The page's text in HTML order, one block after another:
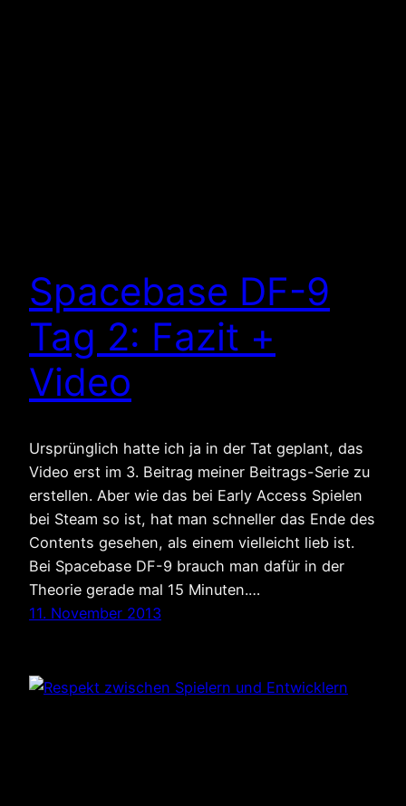
Spacebase DF-9
Tag 2: Fazit +
Video
Ursprünglich hatte ich ja in der Tat geplant, das
Video erst im 3. Beitrag meiner Beitrags-Serie zu
erstellen. Aber wie das bei Early Access Spielen
bei Steam so ist, hat man schneller das Ende des
Contents gesehen, als einem vielleicht lieb ist.
Bei Spacebase DF-9 brauch man dafür in der
Theorie gerade mal 15 Minuten.…
11. November 2013